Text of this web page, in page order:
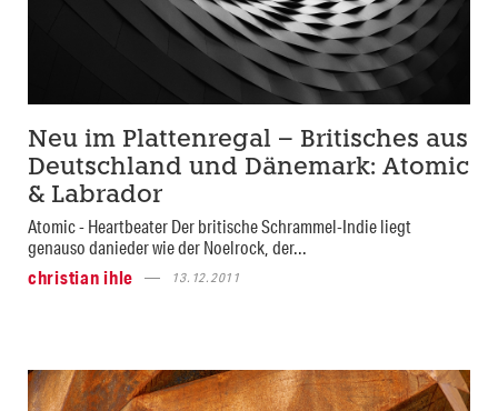
Neu im Plattenregal – Britisches aus
Deutschland und Dänemark: Atomic
& Labrador
Atomic - Heartbeater Der britische Schrammel-Indie liegt
genauso danieder wie der Noelrock, der...
christian ihle
13.12.2011